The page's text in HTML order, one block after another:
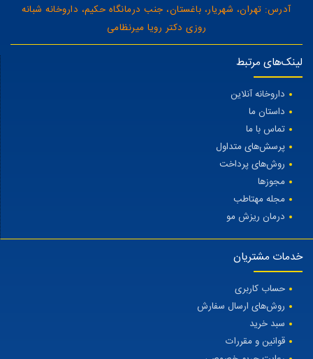
آدرس: تهران، شهریار، باغستان، جنب درمانگاه حکیم، داروخانه شبانه
روزی دکتر رویا میرنظامی
لینک‌های مرتبط
داروخانه آنلاین
داستان ما
تماس با ما
پرسش‌های متداول
روش‌های پرداخت
مجوزها
مجله مهتاطب
درمان ریزش مو
خدمات مشتریان
حساب کاربری
روش‌های ارسال سفارش
سبد خرید
قوانین و مقررات